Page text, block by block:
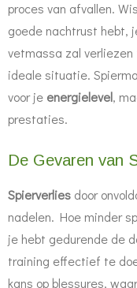
proces van afvallen.
goede nachtrust hebt,
vetmassa zal
ideale situatie.
voor je energielevel,
prestaties.
De Gevaren van
Spierverlies door
nadelen. Hoe minder
je hebt gedurende de
training effectief te
kans op blessures,